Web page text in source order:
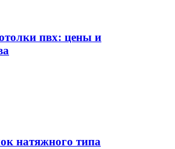
пвх: цены и
натяжного типа